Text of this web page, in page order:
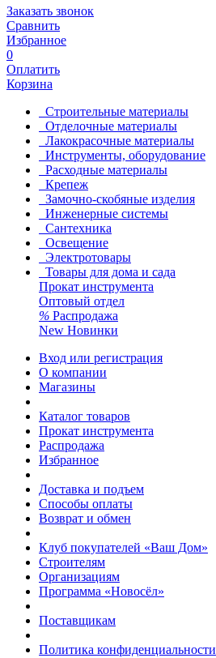
Заказать звонок
Сравнить
Избранное
0
Оплатить
Корзина
Строительные материалы
Отделочные материалы
Лакокрасочные материалы
Инструменты, оборудование
Расходные материалы
Крепеж
Замочно-скобяные изделия
Инженерные системы
Сантехника
Освещение
Электротовары
Товары для дома и сада
Прокат инструмента
Оптовый отдел
% Распродажа
New Новинки
Вход или регистрация
О компании
Магазины
Каталог товаров
Прокат инструмента
Распродажа
Избранное
Доставка и подъем
Способы оплаты
Возврат и обмен
Клуб покупателей «Ваш Дом»
Строителям
Организациям
Программа «Новосёл»
Поставщикам
Политика конфиденциальности